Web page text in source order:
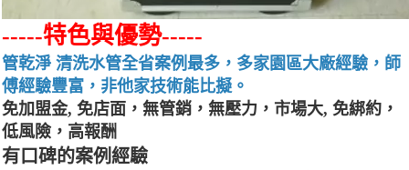
-----特色與優勢-----
管乾淨 清洗水管全省案例最多，多家園區大廠經驗，師
傅經驗豐富，非他家技術能比擬。
免加盟金, 免店面，無管銷，無壓力，市場大, 免綁約，
低風險，高報酬
有口碑的案例經驗